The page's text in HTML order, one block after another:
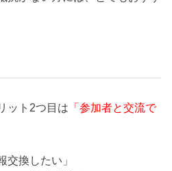
ット2つ目は 「参加者と交流で
交換したい」